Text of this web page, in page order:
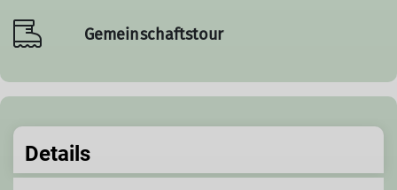
Gemeinschaftstour
Details